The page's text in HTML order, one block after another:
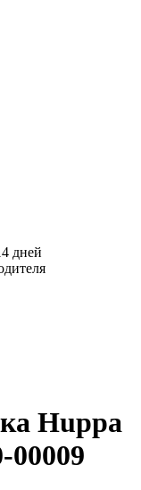
дней
Huppa
00009